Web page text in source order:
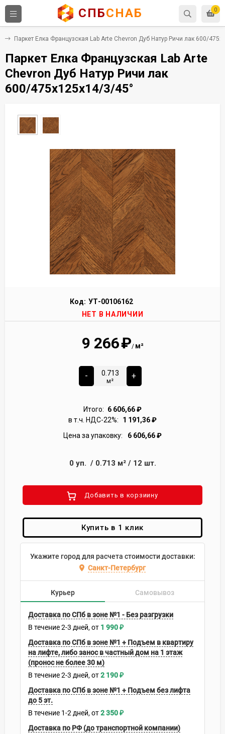
0
СПБСНАБ
Паркет Елка Французская Lab Arte Chevron Дуб Натур Ричи лак 600/
Паркет Елка Французская Lab Arte
Chevron Дуб Натур Ричи лак
600/475х125х14/3/45°
Код: УТ-00106162
НЕТ В НАЛИЧИИ
9 266₽/ м²
-
м²
+
Итого: 6 606,66₽
в т.ч. НДС-22%:
1 191,36₽
Цена за упаковку:
6 606,66₽
0 уп. / 0.713 м²/ 12 шт.
Добавить в корзиину
Купить в 1 клик
Укажите город для расчета стоимости доставки:
Санкт-Петербург
Курьер Самовывоз
Доставка по СПб в зоне №1 - Без разгрузки
В течение2-3 дней 1 990₽
Доставка по СПб в зоне №1 + Подъем в квартиру
на лифте, либо занос в частный дом на 1 этаж
(пронос не более 30 м)
В течение2-3 дней 2 190₽
Доставка по СПб в зоне №1 + Подъем без лифта
до 5 эт.
В течение 1-2 дней 2 350₽
Доставка по РФ (до транспортной компании)